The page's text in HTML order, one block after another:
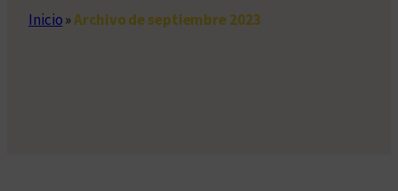
Inicio»Archivo de septiembre 2023